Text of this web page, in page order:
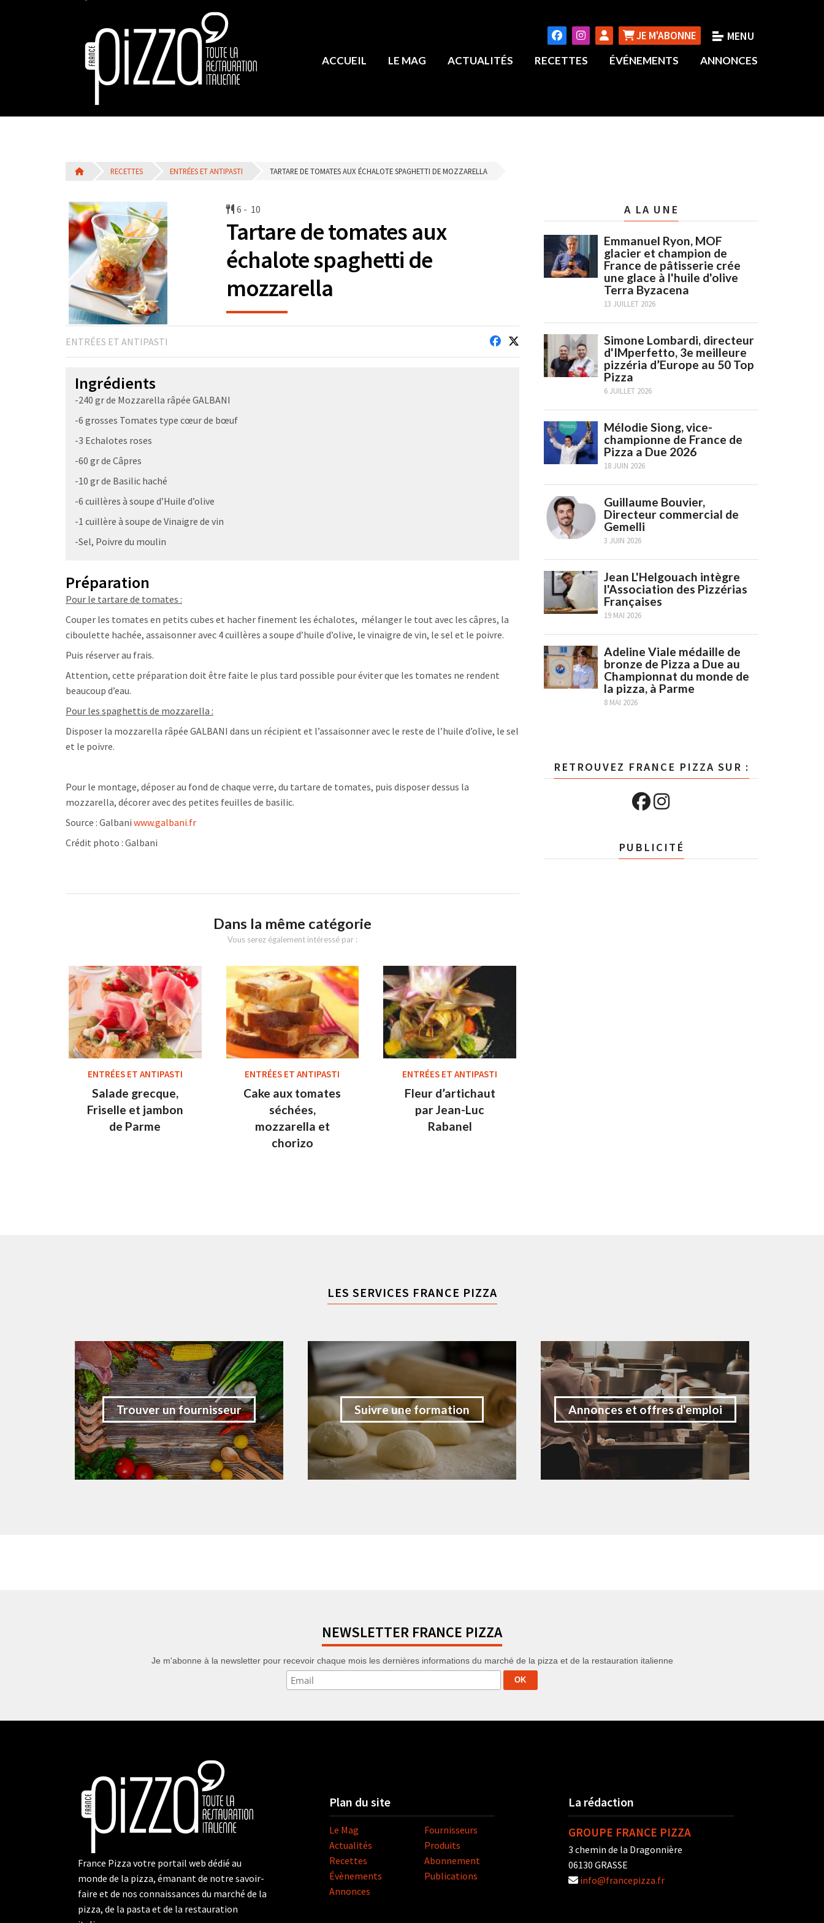
JE M'ABONNE
ACCUEIL LE MAG ACTUALITÉS RECETTES ÉVÉNEMENTS ANNONCES
RECETTES ENTRÉES ET ANTIPASTI TARTARE DE TOMATES AUX ÉCHALOTE SPAGHETTI DE MOZZARELLA
6 - 10
Tartare de tomates aux
échalote spaghetti de
mozzarella
ENTRÉES ET ANTIPASTI
Ingrédients
-240 gr de Mozzarella râpée GALBANI
-6 grosses Tomates type cœur de bœuf
-3 Echalotes roses
-60 gr de Câpres
-10 gr de Basilic haché
-6 cuillères à soupe d’Huile d’olive
-1 cuillère à soupe de Vinaigre de vin
-Sel, Poivre du moulin
Préparation
Pour le tartare de tomates :
Couper les tomates en petits cubes et hacher finement les échalotes, mélanger le tout avec les câpres, la
ciboulette hachée, assaisonner avec 4 cuillères a soupe d’huile d’olive, le vinaigre de vin, le sel et le poivre.
Puis réserver au frais.
Attention, cette préparation doit être faite le plus tard possible pour éviter que les tomates ne rendent
beaucoup d’eau.
Pour les spaghettis de mozzarella :
Disposer la mozzarella râpée GALBANI dans un récipient et l’assaisonner avec le reste de l’huile d’olive, le sel
et le poivre.
Pour le montage, déposer au fond de chaque verre, du tartare de tomates, puis disposer dessus la
mozzarella, décorer avec des petites feuilles de basilic.
Source : Galbani www.galbani.fr
Crédit photo : Galbani
Dans la même catégorie
Vous serez également intéressé par :
ENTRÉES ET ANTIPASTI
Salade grecque,
Friselle et jambon
de Parme
ENTRÉES ET ANTIPASTI
Cake aux tomates
séchées,
mozzarella et
chorizo
ENTRÉES ET ANTIPASTI
Fleur d’artichaut
par Jean-Luc
Rabanel
A LA UNE
Emmanuel Ryon, MOF
glacier et champion de
France de pâtisserie crée
une glace à l'huile d'olive
Terra Byzacena
13 JUILLET 2026
Simone Lombardi, directeur
d'IMperfetto, 3e meilleure
pizzéria d’Europe au 50 Top
Pizza
6 JUILLET 2026
Mélodie Siong, vice-
championne de France de
Pizza a Due 2026
18 JUIN 2026
Guillaume Bouvier,
Directeur commercial de
Gemelli
3 JUIN 2026
Jean L'Helgouach intègre
l'Association des Pizzérias
Françaises
19 MAI 2026
Adeline Viale médaille de
bronze de Pizza a Due au
Championnat du monde de
la pizza, à Parme
8 MAI 2026
RETROUVEZ FRANCE PIZZA SUR :
PUBLICITÉ
LES SERVICES FRANCE PIZZA
Trouver un fournisseur Suivre une formation Annonces et offres d'emploi
NEWSLETTER FRANCE PIZZA
Je m'abonne à la newsletter pour recevoir chaque mois les dernières informations du marché de la pizza et de la restauration italienne
France Pizza votre portail web dédié au
monde de la pizza, émanant de notre savoir-
faire et de nos connaissances du marché de la
pizza, de la pasta et de la restauration
Plan du site
Le Mag
Actualités
Recettes
Évènements
Annonces
Fournisseurs
Produits
Abonnement
Publications
La rédaction
GROUPE FRANCE PIZZA
3 chemin de la Dragonnière
06130 GRASSE
info@francepizza.fr